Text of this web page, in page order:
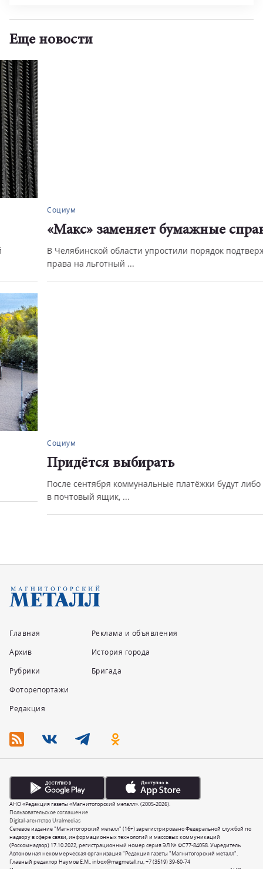
Еще новости
«Макс» заменяет бумажные справки
В Челябинской области упростили порядок подтверждения
права на льготный ...
Придётся выбирать
После сентября коммунальные платёжки будут либо класть
в почтовый ящик, ...
Главная
Архив
Рубрики
Фоторепортажи
Редакция
Реклама и объявления
История города
Бригада
Сетевое издание "Магнитогорский металл" (16+) зарегистрировано Федеральной службой по
надзору в сфере связи, информационных технологий и массовых коммуникаций
(Роскомнадзор) 17.10.2022, регистрационный номер серия ЭЛ № ФС77-84058. Учредитель
Автономная некоммерческая организация "Редакция газеты "Магнитогорский металл".
Главный редактор Наумов Е.М.,inbox@magmetall.ru,+7 (3519) 39-60-74
Пользовательское соглашение
Digital-агентство Uralmedias
АНО «Редакция газеты «Магнитогорский металл». (2005-2026).